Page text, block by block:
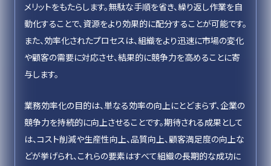
メリットをもたらします。無駄な手順を省き、繰り返し作業を自
動化することで、資源をより効果的に配分することが可能です。
また、効率化されたプロセスは、組織をより迅速に市場の変化
や顧客の需要に対応させ、結果的に競争力を高めることに寄
与します。
業務効率化の目的は、単なる効率の向上にとどまらず、企業の
競争力を持続的に向上させることです。期待される成果として
は、コスト削減や生産性向上、品質向上、顧客満足度の向上な
どが挙げられ、これらの要素はすべて組織の長期的な成功に